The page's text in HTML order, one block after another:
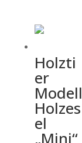
Holzti
er
Modell
Holzes
el
„Mini“